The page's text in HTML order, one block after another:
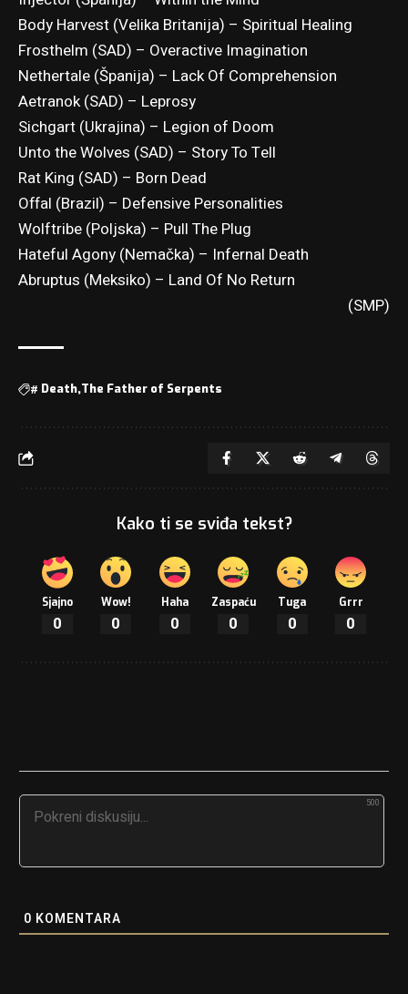
Body Harvest (Velika Britanija) – Spiritual Healing
Frosthelm (SAD) – Overactive Imagination
Nethertale (Španija) – Lack Of Comprehension
Aetranok (SAD) – Leprosy
Sichgart (Ukrajina) – Legion of Doom
Unto the Wolves (SAD) – Story To Tell
Rat King (SAD) – Born Dead
Offal (Brazil) – Defensive Personalities
Wolftribe (Poljska) – Pull The Plug
Hateful Agony (Nemačka) – Infernal Death
Abruptus (Meksiko) – Land Of No Return
(SMP)
# Death The Father of Serpents
Kako ti se sviđa tekst?
Sjajno
0
Wow!
0
Haha
0
Zaspaću
0
Tuga
0
Grrr
0
500
0 KOMENTARA